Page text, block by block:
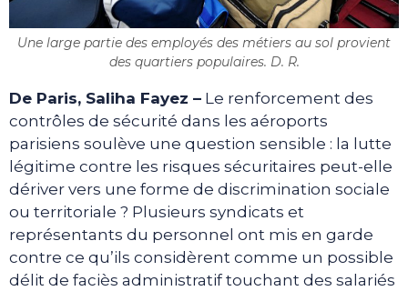
Une large partie des employés des métiers au sol provient
des quartiers populaires. D. R.
De Paris, Saliha Fayez – Le renforcement des
contrôles de sécurité dans les aéroports
parisiens soulève une question sensible : la lutte
légitime contre les risques sécuritaires peut-elle
dériver vers une forme de discrimination sociale
ou territoriale ? Plusieurs syndicats et
représentants du personnel ont mis en garde
contre ce qu’ils considèrent comme un possible
délit de faciès administratif touchant des salariés